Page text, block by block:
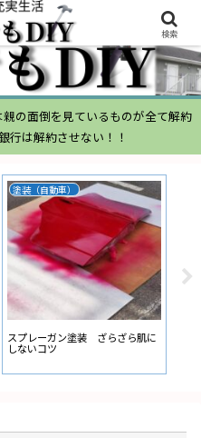
の面倒を見ているものが全て解約
行は解約させない！！
塗装（自動車）
スプレーガン塗装 ざらざら肌に
しないコツ
ム
検索